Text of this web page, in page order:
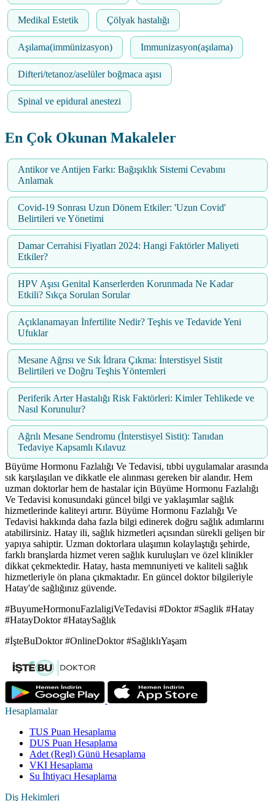
Medikal Estetik Çölyak hastalığı
Aşılama(immünizasyon) Immunizasyon(aşılama)
Difteri/tetanoz/aselüler boğmaca aşısı
Spinal ve epidural anestezi
En Çok Okunan Makaleler
Antikor ve Antijen Farkı: Bağışıklık Sistemi Cevabını
Anlamak
Covid-19 Sonrası Uzun Dönem Etkiler: 'Uzun Covid'
Belirtileri ve Yönetimi
Damar Cerrahisi Fiyatları 2024: Hangi Faktörler Maliyeti
Etkiler?
HPV Aşısı Genital Kanserlerden Korunmada Ne Kadar
Etkili? Sıkça Sorulan Sorular
Açıklanamayan İnfertilite Nedir? Teşhis ve Tedavide Yeni
Ufuklar
Mesane Ağrısı ve Sık İdrara Çıkma: İnterstisyel Sistit
Belirtileri ve Doğru Teşhis Yöntemleri
Periferik Arter Hastalığı Risk Faktörleri: Kimler Tehlikede ve
Nasıl Korunulur?
Ağrılı Mesane Sendromu (İnterstisyel Sistit): Tanıdan
Tedaviye Kapsamlı Kılavuz
Büyüme Hormonu Fazlalığı Ve Tedavisi, tıbbi uygulamalar arasında
sık karşılaşılan ve dikkatle ele alınması gereken bir alandır. Hem
uzman doktorlar hem de hastalar için Büyüme Hormonu Fazlalığı
Ve Tedavisi konusundaki güncel bilgi ve yaklaşımlar sağlık
hizmetlerinde kaliteyi artırır. Büyüme Hormonu Fazlalığı Ve
Tedavisi hakkında daha fazla bilgi edinerek doğru sağlık adımlarını
atabilirsiniz. Hatay ili, sağlık hizmetleri açısından sürekli gelişen bir
yapıya sahiptir. Uzman doktorlara ulaşımın kolaylaştığı şehirde,
farklı branşlarda hizmet veren sağlık kuruluşları ve özel klinikler
dikkat çekmektedir. Hatay, hasta memnuniyeti ve kaliteli sağlık
hizmetleriyle ön plana çıkmaktadır. En güncel doktor bilgileriyle
Hatay'de sağlığınız güvende.
#BuyumeHormonuFazlaligiVeTedavisi #Doktor #Saglik #Hatay
#HatayDoktor #HataySağlık
#İşteBuDoktor #OnlineDoktor #SağlıklıYaşam
Hesaplamalar
TUS Puan Hesaplama
DUS Puan Hesaplama
Adet (Regl) Günü Hesaplama
VKI Hesaplama
Su İhtiyacı Hesaplama
Diş Hekimleri